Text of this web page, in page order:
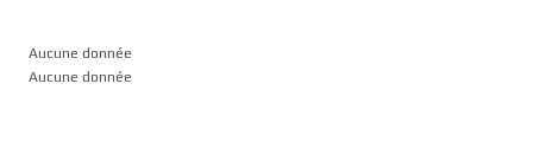
Aucune donnée
Aucune donnée